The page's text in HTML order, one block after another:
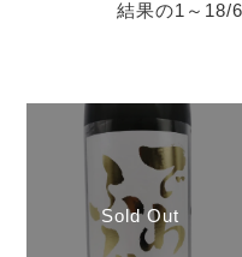
結果の1～18/
Sold Out